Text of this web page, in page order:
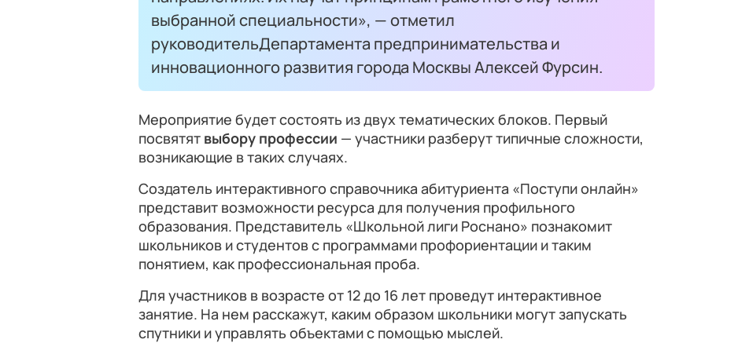
выбранной специальности», — отметил
руководительДепартамента предпринимательства и
инновационного развития города Москвы Алексей Фурсин.
Мероприятие будет состоять из двух тематических блоков. Первый
посвятят выбору профессии — участники разберут типичные сложности,
возникающие в таких случаях.
Создатель интерактивного справочника абитуриента «Поступи онлайн»
представит возможности ресурса для получения профильного
образования. Представитель «Школьной лиги Роснано» познакомит
школьников и студентов с программами профориентации и таким
понятием, как профессиональная проба.
Для участников в возрасте от 12 до 16 лет проведут интерактивное
занятие. На нем расскажут, каким образом школьники могут запускать
спутники и управлять объектами с помощью мыслей.